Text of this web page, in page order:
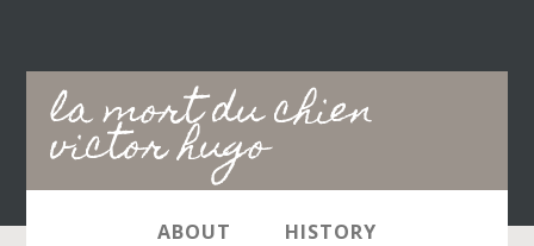
la mort du chien
victor hugo
Main
navigation
ABOUT HISTORY